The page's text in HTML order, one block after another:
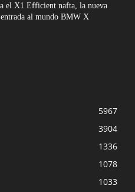
el X1 Efficient nafta, la nueva
al mundo BMW X
5967
3904
1336
1078
1033